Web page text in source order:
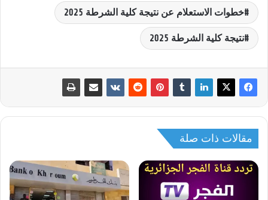
خطوات الاستعلام عن نتيجة كلية الشرطة 2025
نتيجة كلية الشرطة 2025
مقالات ذات صلة